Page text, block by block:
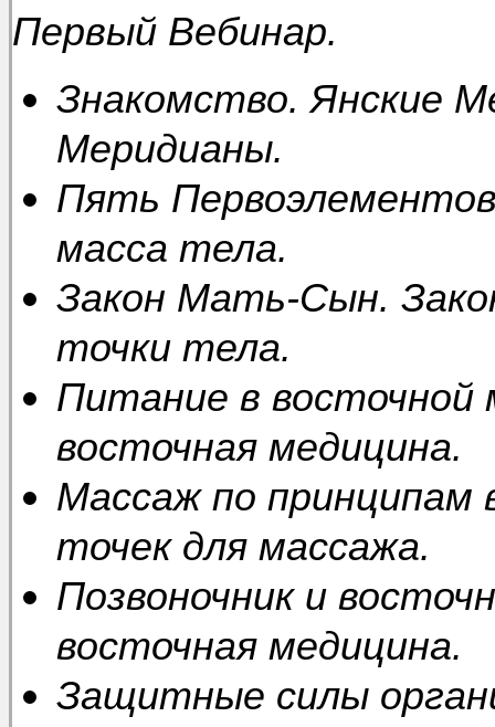
Первый Вебинар.
Знакомство. Янские
Меридианы.
Пять
масса тела.
Закон Мать-Сын.
точки тела.
Питание в восточной
восточная медицина.
Массаж по принципам
точек для массажа.
Позвоночник и
восточная медицина.
Защитные силы